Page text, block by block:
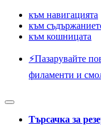
към навигацията
към
към кошницата
⚡️Пазарувайте
филаменти и
Търсачка за